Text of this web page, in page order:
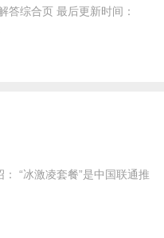
答综合页 最后更新时间：
“冰激凌套餐”是中国联通推